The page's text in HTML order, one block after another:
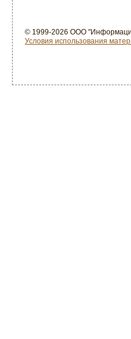
© 1999-2026 ООО
Условия использования